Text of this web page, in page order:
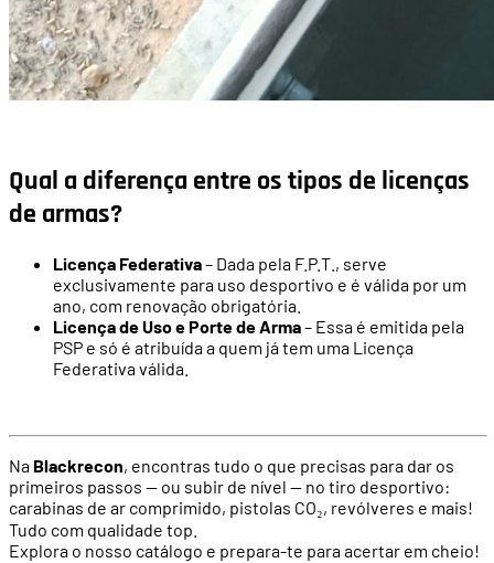
Qual a diferença entre os tipos de licenças
de armas?
Licença Federativa– Dada pela F.P.T., serve
exclusivamente para uso desportivo e é válida por um
ano, com renovação obrigatória.
Licença de Uso e Porte de Arma– Essa é emitida pela
PSP e só é atribuída a quem já tem uma Licença
Federativa válida.
Na Blackrecon, encontras tudo o que precisas para dar os
primeiros passos — ou subir de nível — no tiro desportivo:
carabinas de ar comprimido, pistolas CO₂, revólveres e mais!
Tudo com qualidade top.
Explora o nosso catálogo e prepara-te para acertar em cheio!